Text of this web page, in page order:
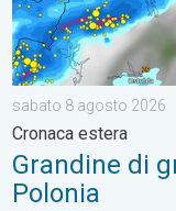
sabato 8 agosto 2026
Cronaca estera
Grandine di
Polonia